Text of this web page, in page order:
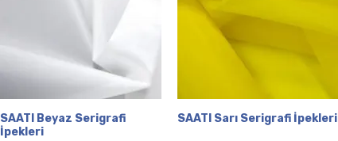
Hızlı Bakış
SAATI Beyaz Serigrafi
İpekleri
Hızlı Bakış
SAATI Sarı Serigrafi İpekleri